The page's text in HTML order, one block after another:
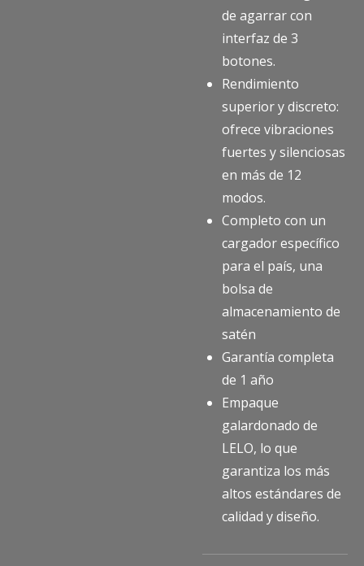
de agarrar con
interfaz de 3
botones.
Rendimiento
superior y discreto:
ofrece vibraciones
fuertes y silenciosas
en más de 12
modos.
Completo con un
cargador específico
para el país, una
bolsa de
almacenamiento de
satén
Garantía completa
de 1 año
Empaque
galardonado de
LELO, lo que
garantiza los más
altos estándares de
calidad y diseño.